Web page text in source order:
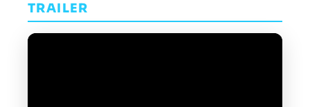
TRAILER